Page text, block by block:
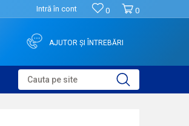
0
0
Intră în cont
AJUTOR ȘI ÎNTREBĂRI
Cauta pe site